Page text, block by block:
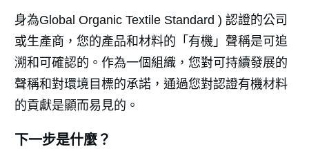
身為Global Organic Textile Standard ) 認證的公司
或生產商，您的產品和材料的「有機」聲稱是可追
溯和可確認的。作為一個組織，您對可持續發展的
聲稱和對環境目標的承諾，通過您對認證有機材料
的貢獻是顯而易見的。
下一步是什麼？